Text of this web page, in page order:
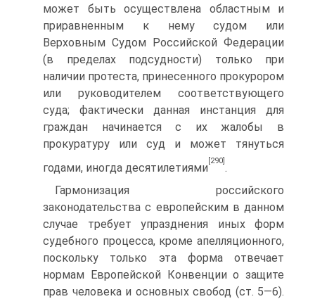
может быть осуществлена областным и
приравненным к нему судом или
Верховным Судом Российской Федерации
(в пределах подсуд­ности) только при
наличии протеста, принесенного прокурором
или ру­ководителем соответствующего
суда; фактически данная инстанция для
граждан начинается с их жалобы в
прокуратуру или суд и может тянуться
годами, иногда десятилетиями
[290]
.
Гармонизация российского
законодательства с европейским в данном
случае требует упразднения иных форм
судебного процесса, кроме апел­ляционного,
поскольку только эта форма отвечает
нормам Европейской Конвенции о защите
прав человека и основных свобод (ст. 5—6).